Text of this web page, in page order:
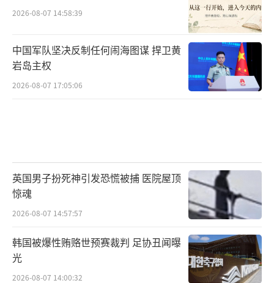
2026-08-07 14:58:39
中国军队坚决反制任何闹海图谋 捍卫黄
岩岛主权
2026-08-07 17:05:06
英国男子扮死神引发恐慌被捕 医院屋顶
惊魂
2026-08-07 14:57:57
韩国被爆性贿赂世预赛裁判 足协丑闻曝
光
2026-08-07 14:00:32